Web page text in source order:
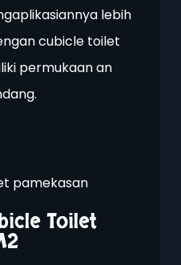
lebih
cubicle toilet
permukaan an
Toilet